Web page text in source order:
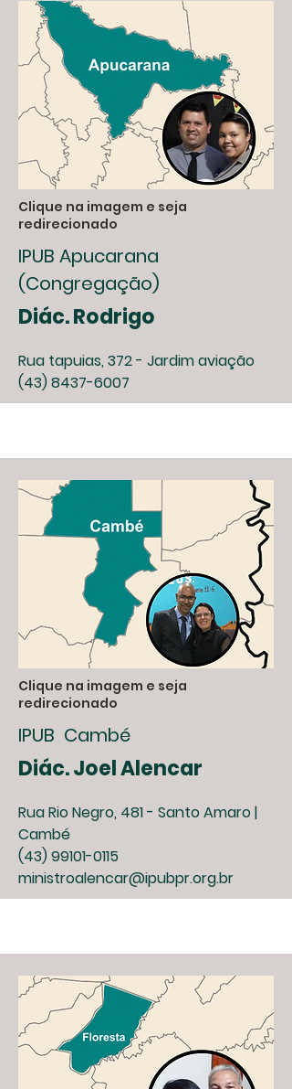
Clique na imagem e seja
redirecionado
IPUB Apucarana
(Congregação)
Diác. Rodrigo
Rua tapuias, 372 - Jardim aviação
(43) 8437-6007
Clique na imagem e seja
redirecionado
IPUB Cambé
Diác. Joel Alencar
Rua Rio Negro, 481 - Santo Amaro |
Cambé
(43) 99101-0115
ministroalencar@ipubpr.org.br